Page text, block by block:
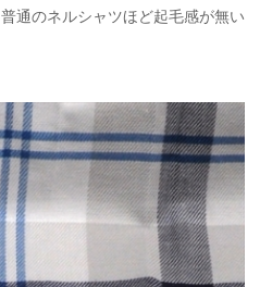
通のネルシャツほど起毛感が無い